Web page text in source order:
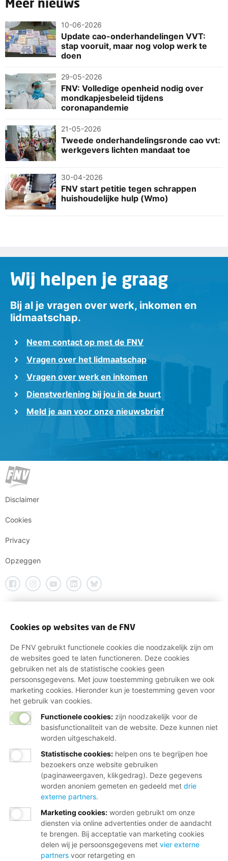
10-06-2026
Update cao-onderhandelingen VVT:
stap vooruit, maar nog volop werk te
doen
29-05-2026
FNV: Volledige openheid nodig over
mondkapjesbeleid tijdens
coronapandemie
21-05-2026
Tweede onderhandelingsronde cao vvt:
werkgevers lichten mandaat toe
30-04-2026
FNV start petitie tegen schrappen
huishoudelijke hulp (Wmo)
Wij helpen je graag
Bij al je vragen over werk, inkomen en
lidmaatschap.
Neem contact op met de FNV
Vragen over het lidmaatschap
Vragen over werk en inkomen
Dienstverlening bij jou in de buurt
Meld je aan voor onze nieuwsbrief
Disclaimer
Cookies
Privacy
Opzeggen
Cookies op websites van de FNV
De FNV gebruikt functionele cookies die noodzakelijk zijn om
de websites goed te laten functioneren. Deze cookies
gebruiken net als de statistische cookies geen
persoonsgegevens. Met jouw toestemming gebruiken we ook
marketing cookies. Hieronder kun je toestemming geven voor
het gebruik van cookies.
Functionele cookies: zijn noodzakelijk voor de
basisfunctionaliteit van de website. Deze kunnen niet
worden uitgeschakeld.
Statistische cookies: helpen ons te begrijpen hoe
bezoekers onze website gebruiken
(paginaweergaven, klikgedrag). Deze gegevens
worden anoniem gemeten en gedeeld met drie
externe partners.
Marketing cookies: worden gebruikt om onze
diensten via online advertenties onder de aandacht
te brengen. Bij acceptatie van marketing cookies
delen wij je persoonsgegevens met vier externe
partners voor retargeting en